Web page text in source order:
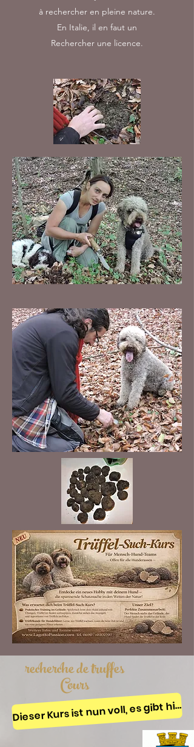
à rechercher en pleine nature.
En Italie, il en faut un
Rechercher une licence.
recherche de truffes
Cours
Dieser Kurs ist nun voll, es gibt